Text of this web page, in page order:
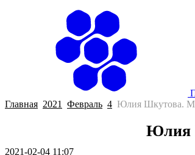
Главная 2021 Февраль 4 Юлия Шкутова.
Юлия
2021-02-04 11:07